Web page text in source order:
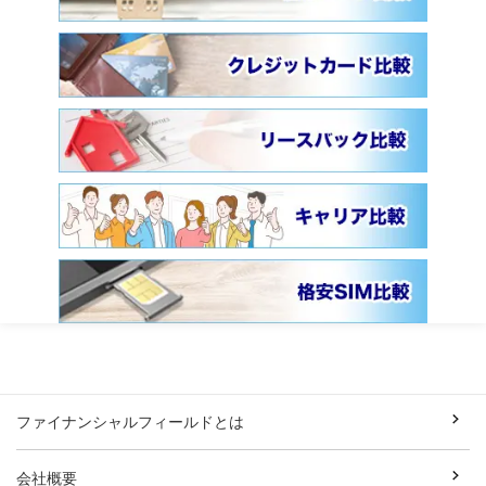
ファイナンシャルフィールドとは
会社概要